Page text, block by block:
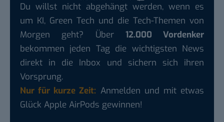
Du willst nicht abgehängt werden, wenn es
um KI, Green Tech und die Tech-Themen von
Morgen geht? Über 12.000 Vordenker
bekommen jeden Tag die wichtigsten News
direkt in die Inbox und sichern sich ihren
Vorsprung.
Nur für kurze Zeit: Anmelden und mit etwas
Glück Apple AirPods gewinnen!